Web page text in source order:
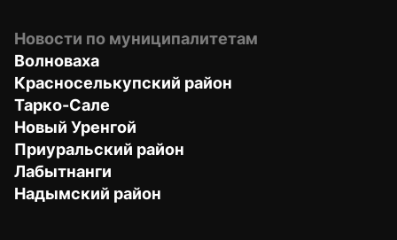
Новости по муниципалитетам
Волноваха
Красноселькупский район
Тарко-Сале
Новый Уренгой
Приуральский район
Лабытнанги
Надымский район